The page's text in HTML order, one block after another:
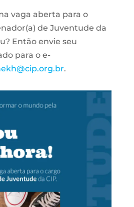
vaga aberta para o
de Juventude da
Então envie seu
para o e-
.